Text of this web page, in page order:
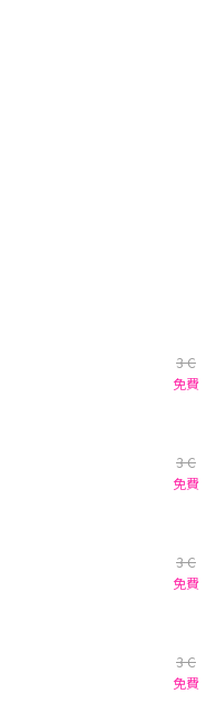
3 C
免費
3 C
免費
3 C
免費
3 C
免費